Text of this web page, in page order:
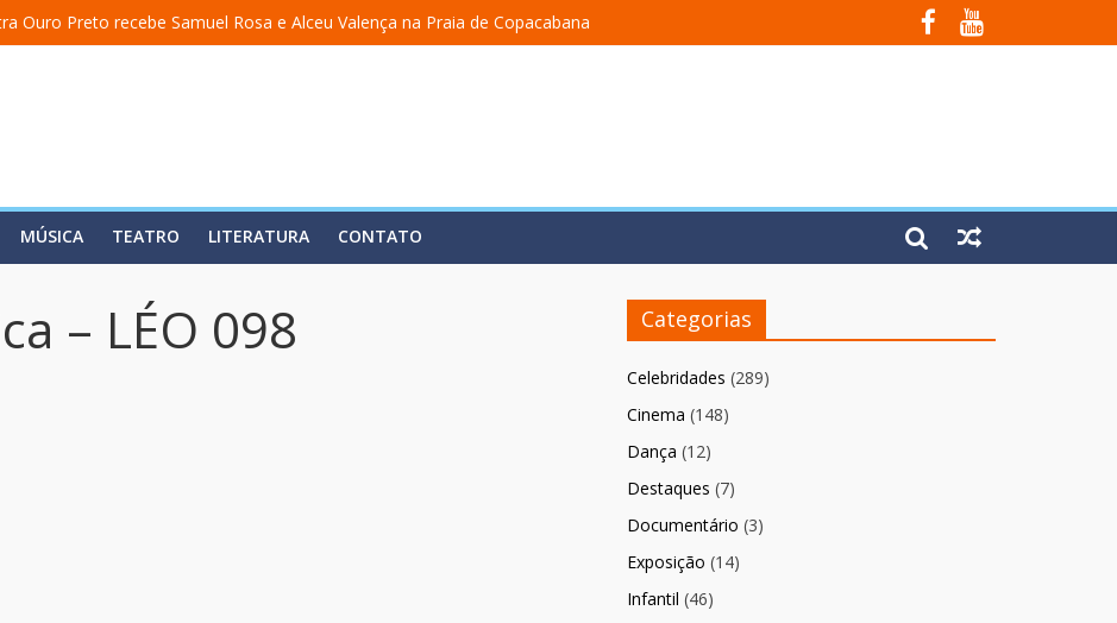
Ouro Preto recebe Samuel Rosa e Alceu Valença na Praia de Copacabana
a uma academia” ganha nova temporada na Fundição Progresso
lança álbum em homenagem a Elizeth Cardoso
Chalita estreia o solo “Eu matei a Sherazade – Confissões De Uma Árabe Em Fúria”
MÚSICA TEATRO LITERATURA CONTATO
– LÉO 098 Categorias
Celebridades (289)
Cinema (148)
Dança (12)
Destaques (7)
Documentário (3)
Exposição (14)
Infantil (46)